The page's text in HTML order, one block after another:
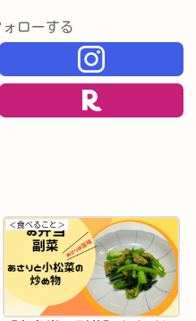
ォローする
＜食べること＞